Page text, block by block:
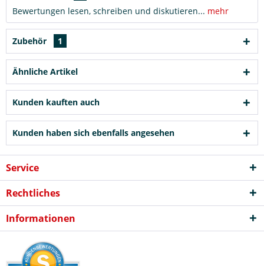
Bewertungen lesen, schreiben und diskutieren... mehr
Zubehör 1
Ähnliche Artikel
Kunden kauften auch
Kunden haben sich ebenfalls angesehen
Service
Rechtliches
Informationen